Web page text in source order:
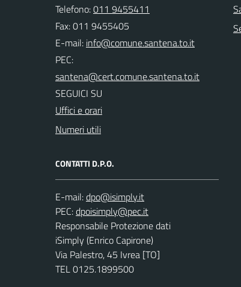
Telefono:011 9455411
Fax: 011 9455405
E-mail:
PEC:
SEGUICI SU
Uffici e orari
Numeri utili
CONTATTI D.P.O.
E-mail:
PEC:
Responsabile Protezione dati
iSimply (Enrico Capirone)
Via Palestro, 45 Ivrea [TO]
TEL 0125.1899500